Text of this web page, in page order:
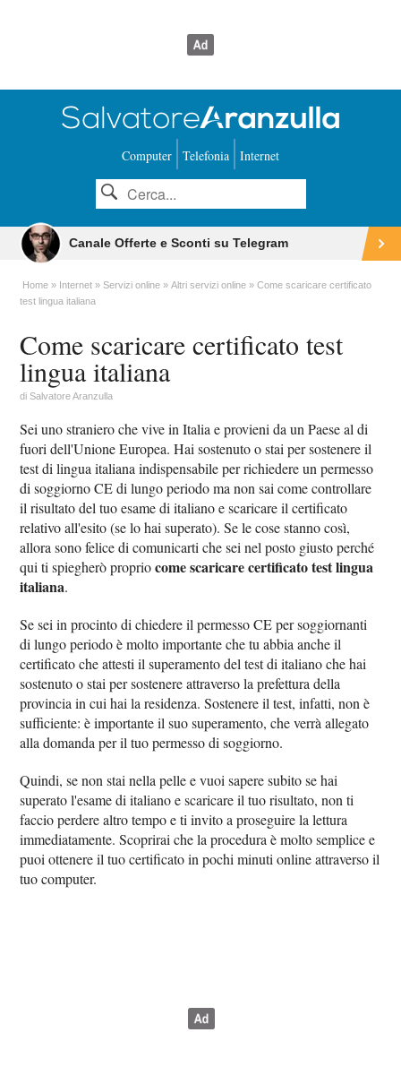
Computer Telefonia Internet
Canale Offerte e Sconti su Telegram
Home Internet Servizi online Altri servizi online
Come scaricare certificato
test lingua italiana
Come scaricare certificato test
lingua italiana
diSalvatore Aranzulla
Sei uno straniero che vive in Italia e provieni da un Paese al di
fuori dell'Unione Europea. Hai sostenuto o stai per sostenere il
test di lingua italiana indispensabile per richiedere un permesso
di soggiorno CE di lungo periodo ma non sai come controllare
il risultato del tuo esame di italiano e scaricare il certificato
relativo all'esito (se lo hai superato). Se le cose stanno così,
allora sono felice di comunicarti che sei nel posto giusto perché
qui ti spiegherò propriocome scaricare certificato test lingua
italiana.
Se sei in procinto di chiedere il permesso CE per soggiornanti
di lungo periodo è molto importante che tu abbia anche il
certificato che attesti il superamento del test di italiano che hai
sostenuto o stai per sostenere attraverso la prefettura della
provincia in cui hai la residenza. Sostenere il test, infatti, non è
sufficiente: è importante il suo superamento, che verrà allegato
alla domanda per il tuo permesso di soggiorno.
Quindi, se non stai nella pelle e vuoi sapere subito se hai
superato l'esame di italiano e scaricare il tuo risultato, non ti
faccio perdere altro tempo e ti invito a proseguire la lettura
immediatamente. Scoprirai che la procedura è molto semplice e
puoi ottenere il tuo certificato in pochi minuti online attraverso il
tuo computer.